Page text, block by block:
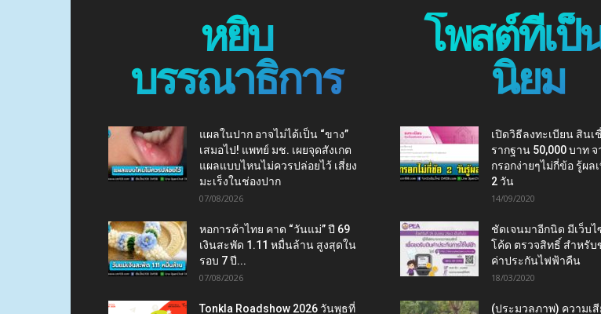
หยิบ
บรรณาธิการ
แผลในปาก อาจไม่ได้เป็น “ขาง”
เสมอไป! แพทย์ มช. เผยจุดสังเกต
แผลแบบไหนไม่ควรปล่อยไว้ เสี่ยง
มะเร็งในช่องปาก
07/08/2026
หอการค้าไทย คาด “วันแม่” ปี 69
เงินสะพัด 1.11 หมื่นล้าน สูงสุดใน
รอบ 7 ปี...
07/08/2026
Tonkla Roadshow 2026 วันพุธที่
โพสต์ที่เป็
นิยม
เปิดวิธีลงทะเบียน สินเ
รากฐาน 50,000 บาท
กรอกง่ายๆไม่กี่ข้อ รู้ผล
2 วัน
14/09/2020
ชัดเจนมาอีกนิด มีเว็บไ
โค้ด ตรวจสิทธิ์ สำหรับ
ค่าประกันไฟฟ้าคืน
18/03/2020
(ประมวลภาพ) ความเ